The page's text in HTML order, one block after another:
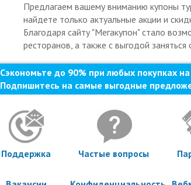
Предлагаем вашему вниманию купоны
найдете только актуальные акции и
Благодаря сайту "Мегакупон" стало
ресторанов, а также с выгодой
Сэкономьте до 90% при любых покупках
Подпишитесь на самые выгодные
Поддержка Частые вопросы